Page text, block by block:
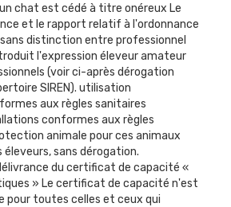
chat est cédé à titre onéreux Le
et le rapport relatif à l'ordonnance
distinction entre professionnel
l'expression éleveur amateur
(voir ci-après dérogation
SIREN). utilisation
aux règles sanitaires
conformes aux règles
animale pour ces animaux
éleveurs, sans dérogation.
du certificat de capacité «
» Le certificat de capacité n'est
pour toutes celles et ceux qui